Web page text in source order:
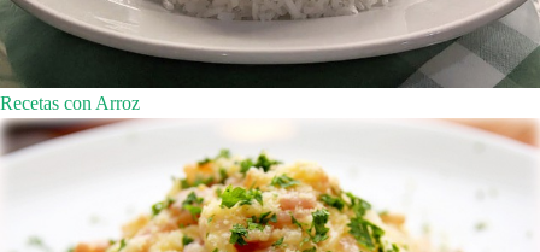
Recetas con Arroz